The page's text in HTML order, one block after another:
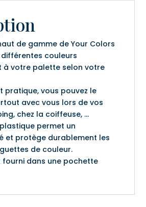
de gamme de Your Colors
couleurs
à votre palette selon votre
pratique, vous pouvez le
avec vous lors de vos
chez la coiffeuse, …
permet un
et protège durablement les
de couleur.
fourni dans une pochette